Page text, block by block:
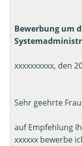
Bewerbung um
xxxxxxxxxx, den
Sehr geehrte
auf Empfehlung
xxxxxx bewerbe